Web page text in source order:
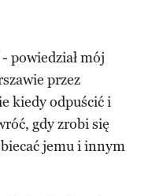
powiedział mój
przez
kiedy odpuścić i
gdy zrobi się
jemu i innym